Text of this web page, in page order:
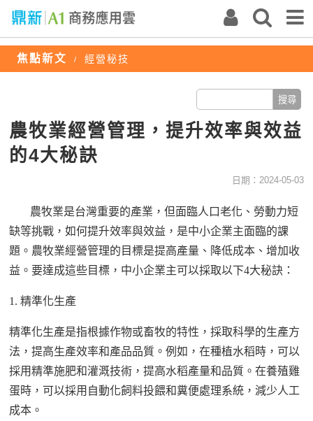
焦點新文 / 經營秘技
農牧業經營管理，提升效率與效益
的4大秘訣
日期：2024-05-03
農牧業是台灣重要的產業，但面臨人口老化、勞動力短
缺等挑戰，如何提升效率與效益，是中小企業主面臨的課
題。農牧業經營管理的目標是提高產量、降低成本、增加收
益。要達成這些目標，中小企業主可以採取以下4大秘訣：
1. 精準化生產
精準化生產是指根據作物或畜牧的特性，採取科學的生產方
法，提高生產效率和產品品質。例如，在種植水稻時，可以
採用精準施肥和灌溉技術，提高水稻產量和品質。在養殖雞
蛋時，可以採用自動化飼料投餵和糞便處理系統，減少人工
成本。